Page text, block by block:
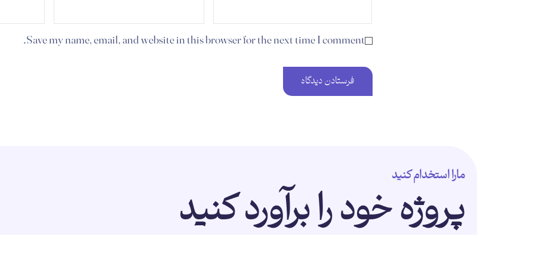
Save my name, email, and website in this browser for the next time I comment.
مارا استخدام کنید
پروژه خود را برآورد کنید